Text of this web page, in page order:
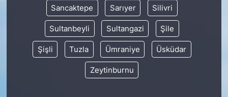
Sancaktepe Sarıyer Silivri
Sultanbeyli Sultangazi Şile
Şişli Tuzla Ümraniye Üsküdar
Zeytinburnu